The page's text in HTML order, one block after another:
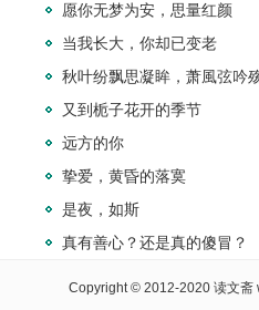
愿你无梦为安，思量红颜
当我长大，你却已变老
秋叶纷飘思凝眸，萧風弦吟
又到栀子花开的季节
远方的你
挚爱，黄昏的落寞
是夜，如斯
真有善心？还是真的傻冒？
Copyright © 2012-2020 读文斋